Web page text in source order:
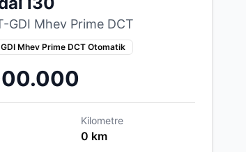
GDI Mhev Prime DCT
Mhev Prime DCT Otomatik
Kilometre
0 km